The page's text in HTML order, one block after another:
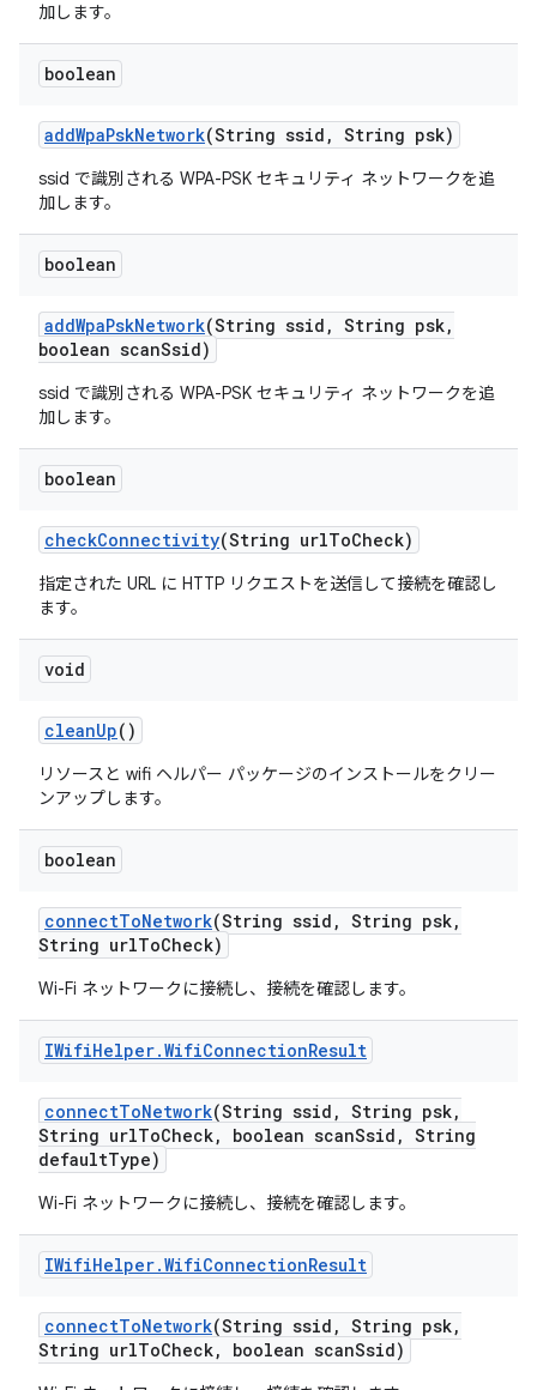
加します。
boolean
addWpaPskNetwork(String ssid , String psk)
ssid で識別される WPA-PSK セキュリティ ネットワークを追
加します。
boolean
addWpaPskNetwork(String ssid , String psk,
boolean scanSsid)
ssid で識別される WPA-PSK セキュリティ ネットワークを追
加します。
boolean
checkConnectivity(String urlToCheck)
指定された URL に HTTP リクエストを送信して接続を確認し
ます。
void
cleanUp()
リソースと wifi ヘルパー パッケージのインストールをクリー
ンアップします。
boolean
connectToNetwork(String ssid , String psk,
String urlToCheck)
Wi-Fi ネットワークに接続し、接続を確認します。
IWifiHelper.WifiConnectionResult
connectToNetwork(String ssid , String psk,
String urlToCheck, boolean scanSsid , String
defaultType)
Wi-Fi ネットワークに接続し、接続を確認します。
IWifiHelper.WifiConnectionResult
connectToNetwork(String ssid , String psk,
String urlToCheck, boolean scanSsid)